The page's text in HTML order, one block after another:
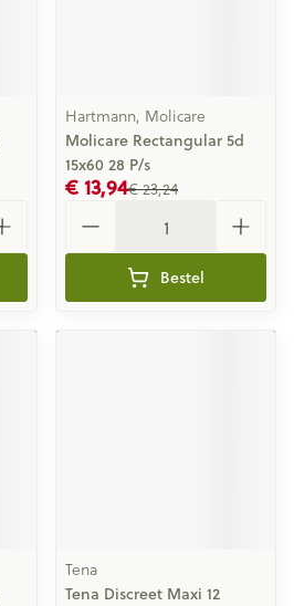
Hartmann, Molicare
Molicare Rectangular 5d
15x60 28 P/s
€ 23,24
€ 13,94
Bestel
Tena
Tena Discreet Maxi 12